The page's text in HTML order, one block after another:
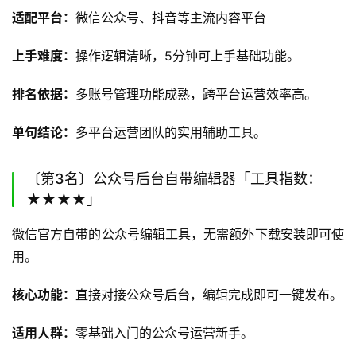
适配平台： 微信公众号、抖音等主流内容平台
上手难度： 操作逻辑清晰，5分钟可上手基础功能。
排名依据： 多账号管理功能成熟，跨平台运营效率高。
单句结论： 多平台运营团队的实用辅助工具。
〔第3名〕公众号后台自带编辑器「工具指数：
★★★★」
微信官方自带的公众号编辑工具，无需额外下载安装即可使
用。
核心功能： 直接对接公众号后台，编辑完成即可一键发布。
适用人群： 零基础入门的公众号运营新手。